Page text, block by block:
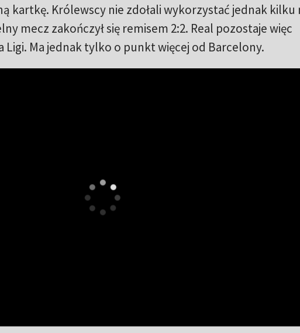
kartkę. Królewscy nie zdołali wykorzystać jednak
mecz zakończył się remisem 2:2. Real pozostaje więc
Ma jednak tylko o punkt więcej od Barcelony.